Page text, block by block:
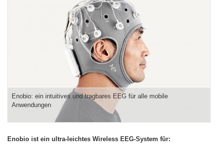
Enobio: ein intuitives und tragbares EEG für alle mobile
Anwendungen
Enobio ist ein ultra-leichtes Wireless EEG-System für: